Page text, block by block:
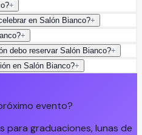
+
en Salón Bianco?+
+
debo reservar Salón Bianco?+
en Salón Bianco?+
evento?
para graduaciones, lunas de